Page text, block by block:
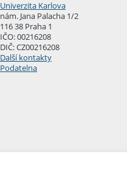
Univerzita Karlova
nám. Jana Palacha 1/2
116 38 Praha 1
IČO: 00216208
DIČ: CZ00216208
Další kontakty
Podatelna